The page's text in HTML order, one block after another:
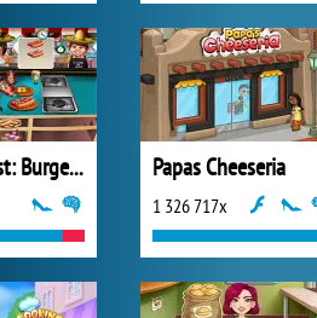
Cooking Fast: Burger and Hotdog Papas Cheeseria
1 326 717x